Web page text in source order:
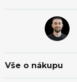
tVše o nákupu